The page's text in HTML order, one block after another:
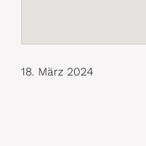
18. März 2024